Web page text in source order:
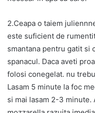
2.Ceapa o taiem
este suficient de
smantana pentru gatit si
spanacul. Daca aveti
folosi conegelat. nu
Lasam 5 minute la foc
si mai lasam 2-3 minute.